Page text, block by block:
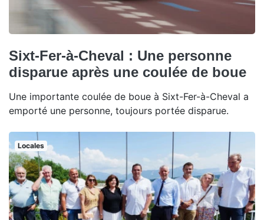
Sixt-Fer-à-Cheval : Une personne
disparue après une coulée de boue
Une importante coulée de boue à Sixt-Fer-à-Cheval a
emporté une personne, toujours portée disparue.
Locales